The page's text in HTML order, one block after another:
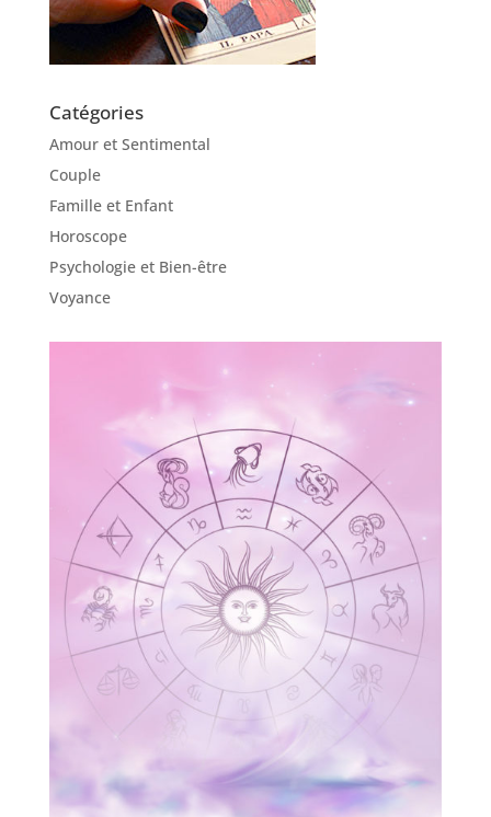
Catégories
Amour et Sentimental
Couple
Famille et Enfant
Horoscope
Psychologie et Bien-être
Voyance